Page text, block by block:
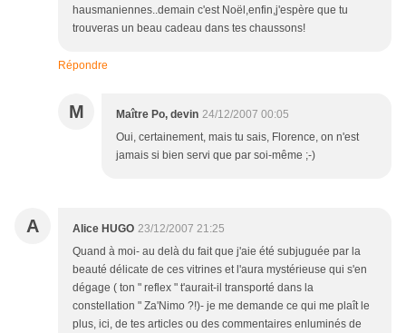
hausmaniennes..demain c'est Noël,enfin,j'espère que tu
trouveras un beau cadeau dans tes chaussons!
Répondre
M Maître Po, devin 24/12/2007 00:05
Oui, certainement, mais tu sais, Florence, on n'est
jamais si bien servi que par soi-même ;-)
A Alice HUGO 23/12/2007 21:25
Quand à moi- au delà du fait que j'aie été subjuguée par la
beauté délicate de ces vitrines et l'aura mystérieuse qui s'en
dégage ( ton " reflex " t'aurait-il transporté dans la
constellation " Za'Nimo ?!)- je me demande ce qui me plaît le
plus, ici, de tes articles ou des commentaires enluminés de